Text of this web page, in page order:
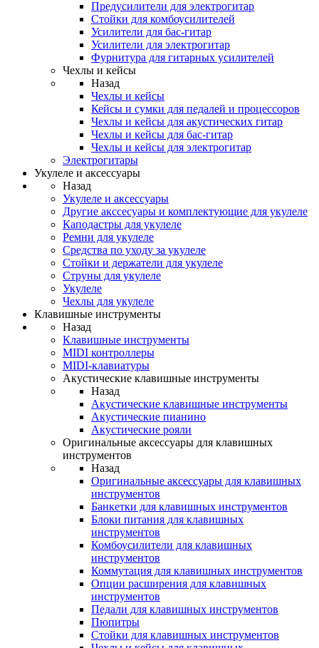
Предусилители для электрогитар
Стойки для комбоусилителей
Усилители для бас-гитар
Усилители для электрогитар
Фурнитура для гитарных усилителей
Чехлы и кейсы
Назад
Чехлы и кейсы
Кейсы и сумки для педалей и процессоров
Чехлы и кейсы для акустических гитар
Чехлы и кейсы для бас-гитар
Чехлы и кейсы для электрогитар
Электрогитары
Укулеле и аксессуары
Назад
Укулеле и аксессуары
Другие акссесуары и комплектующие для укулеле
Каподастры для укулеле
Ремни для укулеле
Средства по уходу за укулеле
Стойки и держатели для укулеле
Струны для укулеле
Укулеле
Чехлы для укулеле
Клавишные инструменты
Назад
Клавишные инструменты
MIDI контроллеры
MIDI-клавиатуры
Акустические клавишные инструменты
Назад
Акустические клавишные инструменты
Акустические пианино
Акустические рояли
Оригинальные аксессуары для клавишных
инструментов
Назад
Оригинальные аксессуары для клавишных
инструментов
Банкетки для клавишных инструментов
Блоки питания для клавишных
инструментов
Комбоусилители для клавишных
инструментов
Коммутация для клавишных инструментов
Опции расширения для клавишных
инструментов
Педали для клавишных инструментов
Пюпитры
Стойки для клавишных инструментов